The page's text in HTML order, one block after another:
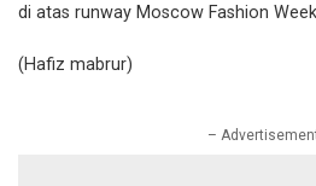
di atas runway Moscow Fashion
(Hafiz mabrur)
–